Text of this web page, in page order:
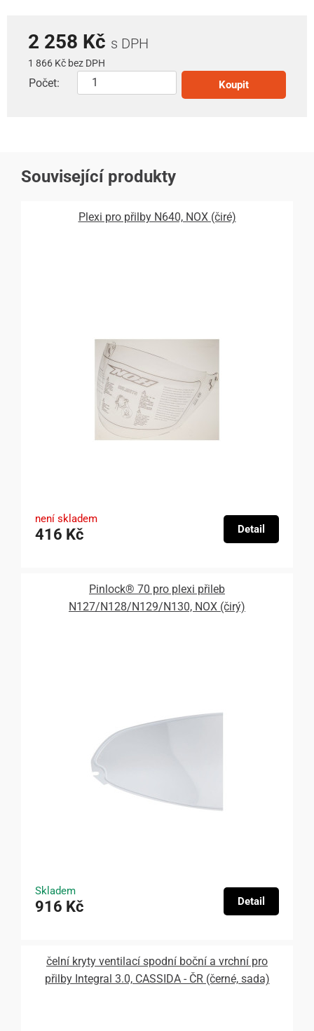
2 258 Kč s DPH
1 866 Kč bez DPH
Počet: Koupit
Související produkty
Plexi pro přilby N640, NOX (čiré)
není skladem
416 Kč Detail
Pinlock® 70 pro plexi přileb
N127/N128/N129/N130, NOX (čirý)
Skladem
916 Kč Detail
čelní kryty ventilací spodní boční a vrchní pro
přilby Integral 3.0, CASSIDA - ČR (černé, sada)